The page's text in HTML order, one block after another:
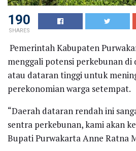
190
SHARES
Pemerintah Kabupaten
menggali potensi perkebunan di
atau dataran tinggi untuk
perekonomian warga setempat.
“Daerah dataran rendah ini
sentra perkebunan, kami akan
Bupati Purwakarta Anne Ratna